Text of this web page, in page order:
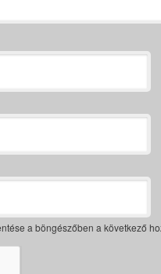
a böngészőben a következő